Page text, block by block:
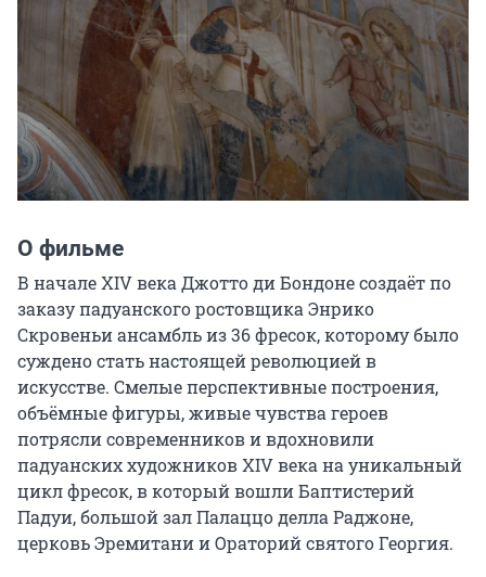
О фильме
В начале XIV века Джотто ди Бондоне создаёт по
заказу падуанского ростовщика Энрико
Скровеньи ансамбль из 36 фресок, которому было
суждено стать настоящей революцией в
искусстве. Смелые перспективные построения,
объёмные фигуры, живые чувства героев
потрясли современников и вдохновили
падуанских художников XIV века на уникальный
цикл фресок, в который вошли Баптистерий
Падуи, большой зал Палаццо делла Раджоне,
церковь Эремитани и Ораторий святого Георгия.